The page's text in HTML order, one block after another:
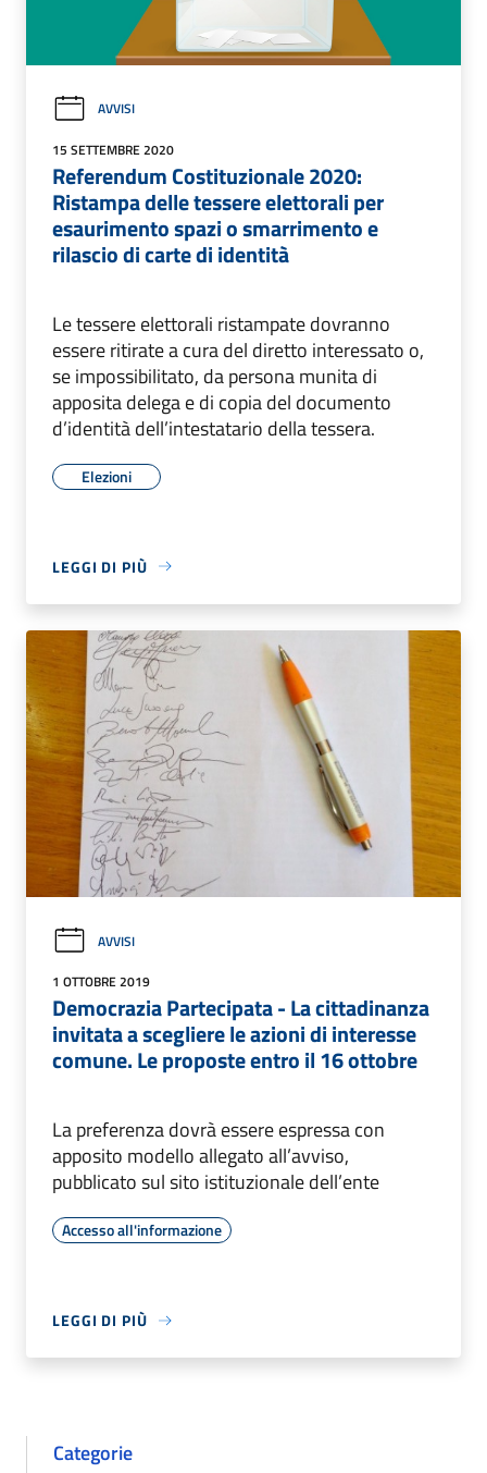
AVVISI
15 SETTEMBRE 2020
Referendum Costituzionale 2020:
Ristampa delle tessere elettorali per
esaurimento spazi o smarrimento e
rilascio di carte di identità
Le tessere elettorali ristampate dovranno
essere ritirate a cura del diretto interessato o,
se impossibilitato, da persona munita di
apposita delega e di copia del documento
d’identità dell’intestatario della tessera.
Elezioni
LEGGI DI PIÙ
AVVISI
1 OTTOBRE 2019
Democrazia Partecipata - La cittadinanza
invitata a scegliere le azioni di interesse
comune. Le proposte entro il 16 ottobre
La preferenza dovrà essere espressa con
apposito modello allegato all’avviso,
pubblicato sul sito istituzionale dell’ente
Accesso all'informazione
LEGGI DI PIÙ
Categorie